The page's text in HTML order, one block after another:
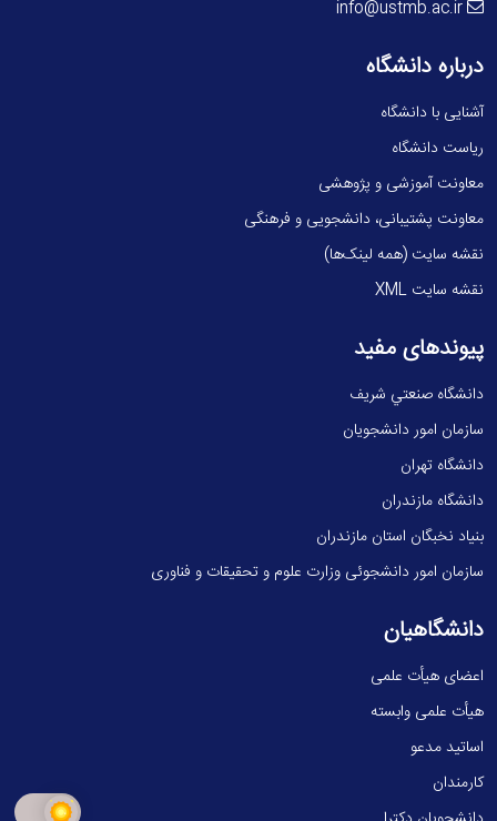
info@ustmb.ac.ir
درباره دانشگاه
آشنایی با دانشگاه
ریاست دانشگاه
معاونت آموزشی و پژوهشی
معاونت پشتیبانی، دانشجویی و فرهنگی
نقشه سایت (همه لینک‌ها)
نقشه سایت XML
پیوندهای مفید
دانشگاه صنعتي شريف
سازمان امور دانشجویان
دانشگاه تهران
دانشگاه مازندران
بنیاد نخبگان استان مازندران
سازمان امور دانشجوئی وزارت علوم و تحقیقات و فناوری
دانشگاهیان
اعضای هیأت علمی
هیأت علمی وابسته
اساتید مدعو
کارمندان